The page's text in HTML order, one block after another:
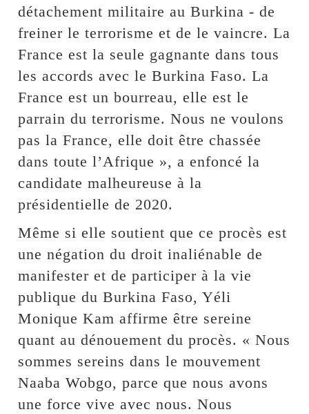
détachement militaire au Burkina - de
freiner le terrorisme et de le vaincre. La
France est la seule gagnante dans tous
les accords avec le Burkina Faso. La
France est un bourreau, elle est le
parrain du terrorisme. Nous ne voulons
pas la France, elle doit être chassée
dans toute l’Afrique », a enfoncé la
candidate malheureuse à la
présidentielle de 2020.
Même si elle soutient que ce procès est
une négation du droit inaliénable de
manifester et de participer à la vie
publique du Burkina Faso, Yéli
Monique Kam affirme être sereine
quant au dénouement du procès. « Nous
sommes sereins dans le mouvement
Naaba Wobgo, parce que nous avons
une force vive avec nous. Nous